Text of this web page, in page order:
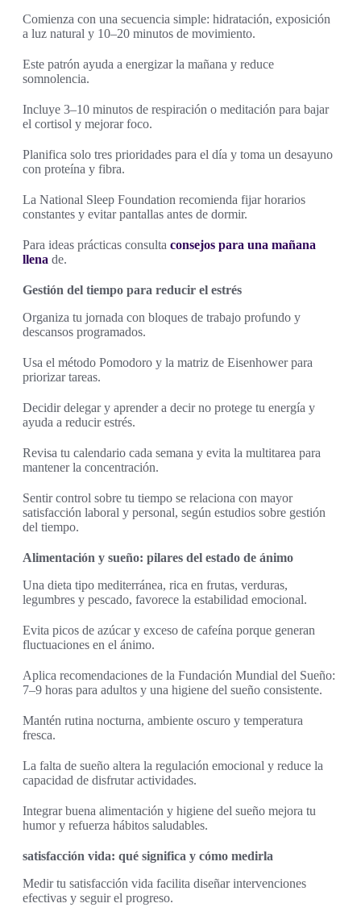
Comienza con una secuencia simple: hidratación, exposición
a luz natural y 10–20 minutos de movimiento.
Este patrón ayuda a energizar la mañana y reduce
somnolencia.
Incluye 3–10 minutos de respiración o meditación para bajar
el cortisol y mejorar foco.
Planifica solo tres prioridades para el día y toma un desayuno
con proteína y fibra.
La National Sleep Foundation recomienda fijar horarios
constantes y evitar pantallas antes de dormir.
Para ideas prácticas consulta consejos para una mañana
llena de.
Gestión del tiempo para reducir el estrés
Organiza tu jornada con bloques de trabajo profundo y
descansos programados.
Usa el método Pomodoro y la matriz de Eisenhower para
priorizar tareas.
Decidir delegar y aprender a decir no protege tu energía y
ayuda a reducir estrés.
Revisa tu calendario cada semana y evita la multitarea para
mantener la concentración.
Sentir control sobre tu tiempo se relaciona con mayor
satisfacción laboral y personal, según estudios sobre gestión
del tiempo.
Alimentación y sueño: pilares del estado de ánimo
Una dieta tipo mediterránea, rica en frutas, verduras,
legumbres y pescado, favorece la estabilidad emocional.
Evita picos de azúcar y exceso de cafeína porque generan
fluctuaciones en el ánimo.
Aplica recomendaciones de la Fundación Mundial del Sueño:
7–9 horas para adultos y una higiene del sueño consistente.
Mantén rutina nocturna, ambiente oscuro y temperatura
fresca.
La falta de sueño altera la regulación emocional y reduce la
capacidad de disfrutar actividades.
Integrar buena alimentación y higiene del sueño mejora tu
humor y refuerza hábitos saludables.
satisfacción vida: qué significa y cómo medirla
Medir tu satisfacción vida facilita diseñar intervenciones
efectivas y seguir el progreso.